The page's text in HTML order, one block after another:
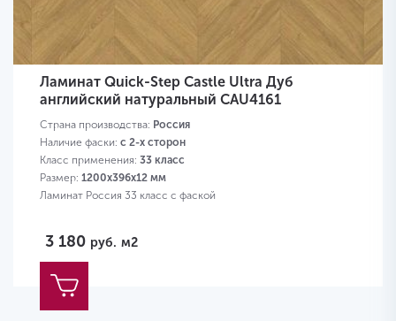
Ламинат Quick-Step Castle Ultra Дуб
английский натуральный CAU4161
Страна производства: Россия
Наличие фаски: с 2-х сторон
Класс применения: 33 класс
Размер: 1200х396х12 мм
Ламинат Россия 33 класс с фаской
3 180 руб. м2